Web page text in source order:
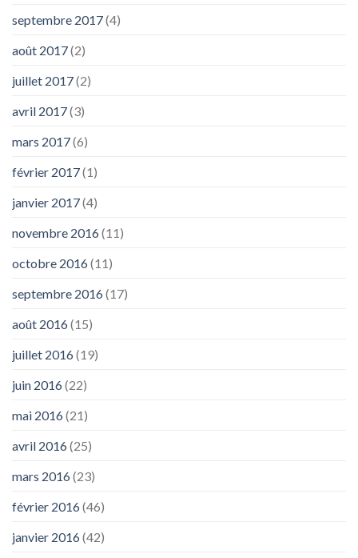
septembre 2017(4)
août 2017(2)
juillet 2017(2)
avril 2017(3)
mars 2017(6)
février 2017(1)
janvier 2017(4)
novembre 2016(11)
octobre 2016(11)
septembre 2016(17)
août 2016(15)
juillet 2016(19)
juin 2016(22)
mai 2016(21)
avril 2016(25)
mars 2016(23)
février 2016(46)
janvier 2016(42)